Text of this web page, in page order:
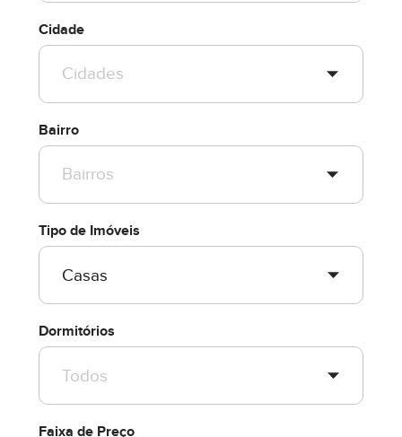
Cidade
Bairro
Tipo de Imóveis
Dormitórios
Faixa de Preço